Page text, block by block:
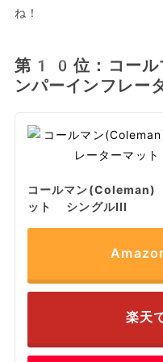
ね！
第10位：コー
ンパーインフレ
コールマン(Coleman)
ット シングルIII
楽天